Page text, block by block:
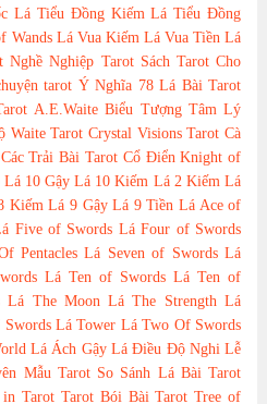
Lá Tiểu Đồng Kiếm Lá Tiểu Đồng
Wands Lá Vua Kiếm Lá Vua Tiền Lá
Nghề Nghiệp Tarot Sách Tarot Cho
tarot Ý Nghĩa 78 Lá Bài Tarot
A.E.Waite Biểu Tượng Tâm Lý
Waite Tarot Crystal Visions Tarot Cà
Trải Bài Tarot Cổ Điển Knight of
Lá 10 Gậy Lá 10 Kiếm Lá 2 Kiếm Lá
Kiếm Lá 9 Gậy Lá 9 Tiền Lá Ace of
Five of Swords Lá Four of Swords
Pentacles Lá Seven of Swords Lá
Lá Ten of Swords Lá Ten of
Lá The Moon Lá The Strength Lá
Lá Tower Lá Two Of Swords
Lá Ách Gậy Lá Điều Độ Nghi Lễ
Mẫu Tarot So Sánh Lá Bài Tarot
in Tarot Tarot Bói Bài Tarot Tree of